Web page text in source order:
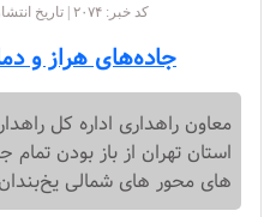
کد خبر: ۲۰۷۴ | تاریخ انتشار : ۰۱-۱۲-۱۴۰۰ - ۱۱:۵۸ |
جاده‌های هراز و
معاون راهداری اداره کل
استان تهران از باز بودن
های محور های شمالی